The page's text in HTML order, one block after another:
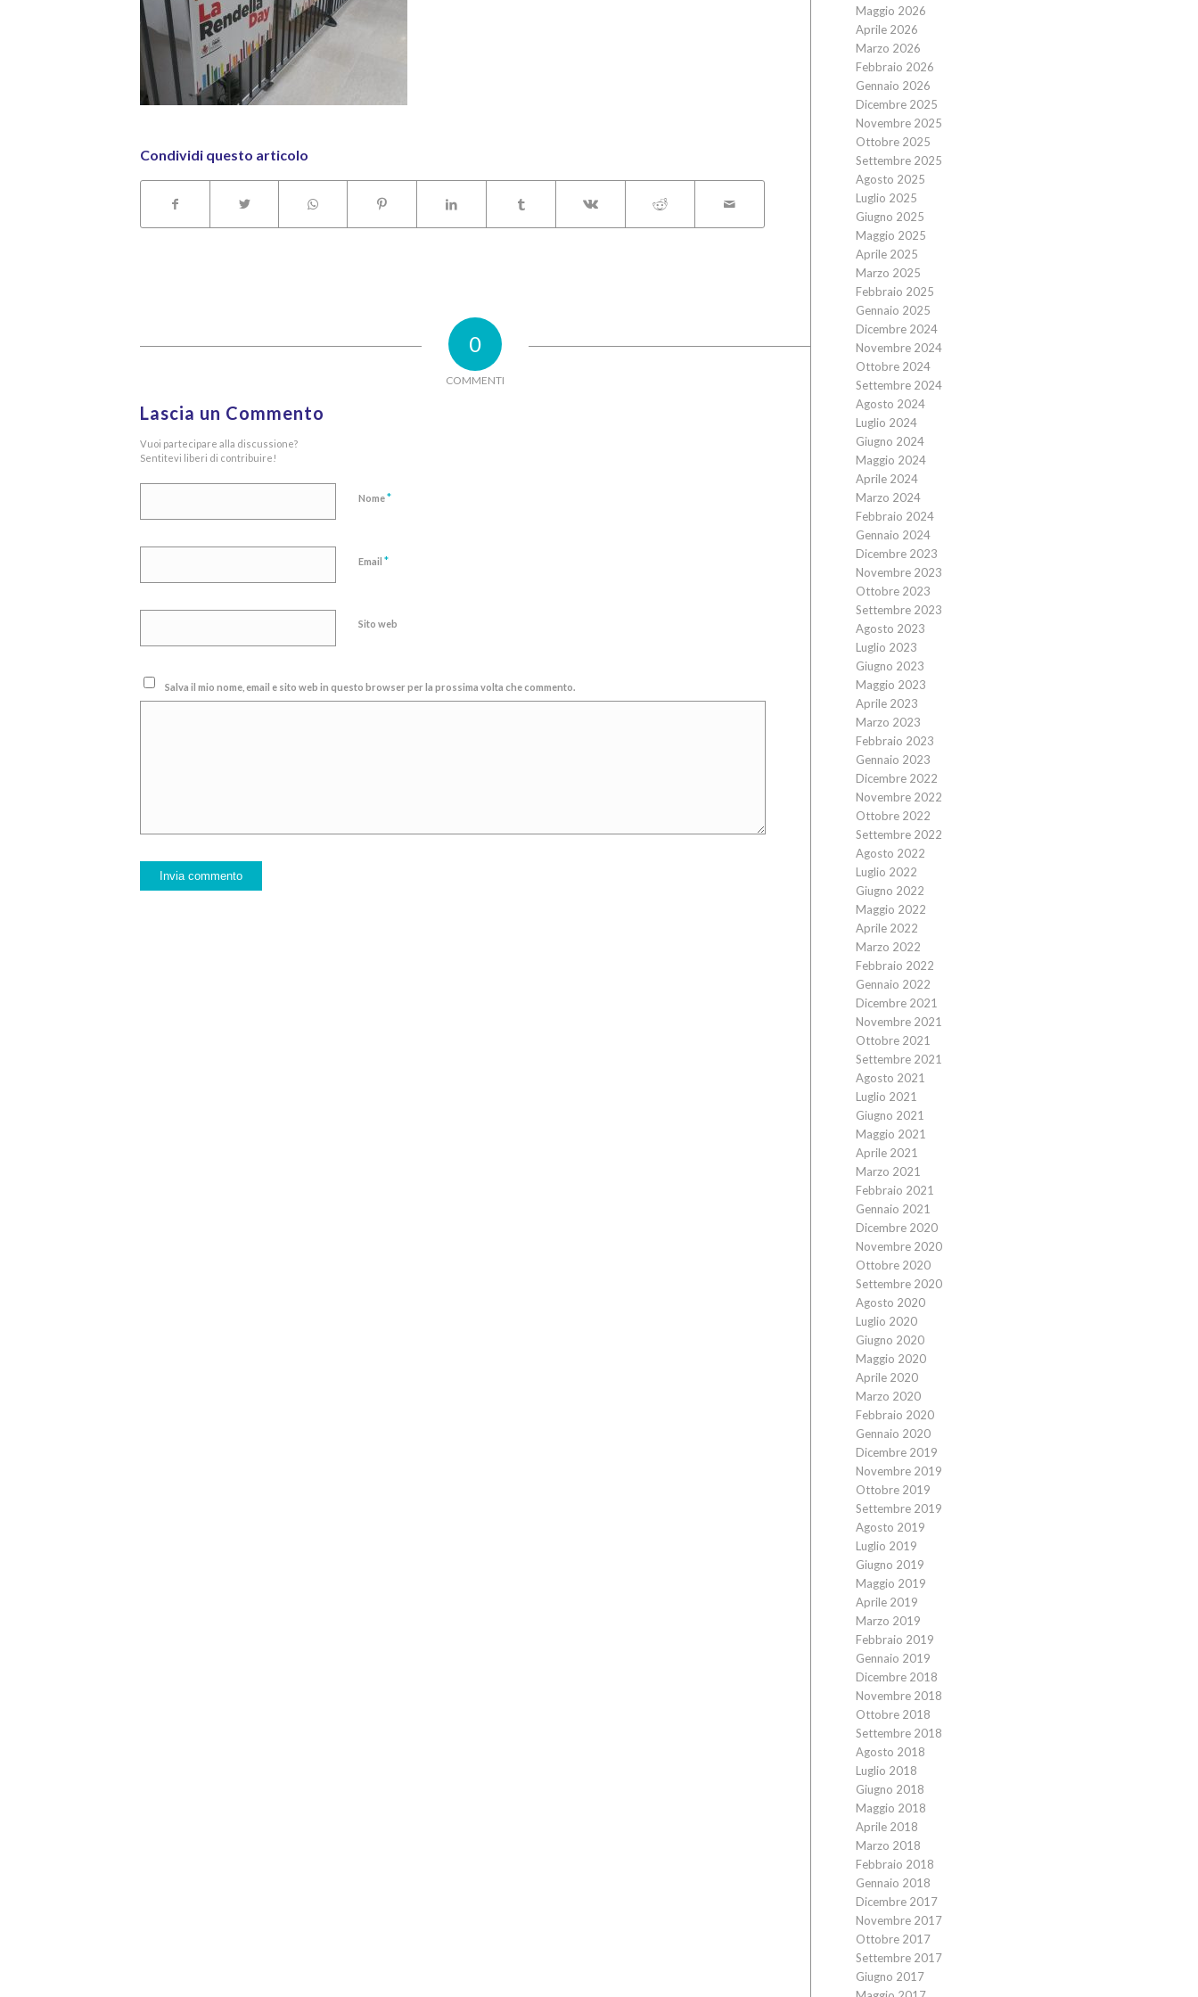
Condividi questo articolo
0
COMMENTI
Lascia un Commento
Vuoi partecipare alla discussione?
Sentitevi liberi di contribuire!
Nome*
Email *
Sito web
Salva il mio nome, email e sito web in questo browser per la prossima volta che commento.
Maggio 2026
Aprile 2026
Marzo 2026
Febbraio 2026
Gennaio 2026
Dicembre 2025
Novembre 2025
Ottobre 2025
Settembre 2025
Agosto 2025
Luglio 2025
Giugno 2025
Maggio 2025
Aprile 2025
Marzo 2025
Febbraio 2025
Gennaio 2025
Dicembre 2024
Novembre 2024
Ottobre 2024
Settembre 2024
Agosto 2024
Luglio 2024
Giugno 2024
Maggio 2024
Aprile 2024
Marzo 2024
Febbraio 2024
Gennaio 2024
Dicembre 2023
Novembre 2023
Ottobre 2023
Settembre 2023
Agosto 2023
Luglio 2023
Giugno 2023
Maggio 2023
Aprile 2023
Marzo 2023
Febbraio 2023
Gennaio 2023
Dicembre 2022
Novembre 2022
Ottobre 2022
Settembre 2022
Agosto 2022
Luglio 2022
Giugno 2022
Maggio 2022
Aprile 2022
Marzo 2022
Febbraio 2022
Gennaio 2022
Dicembre 2021
Novembre 2021
Ottobre 2021
Settembre 2021
Agosto 2021
Luglio 2021
Giugno 2021
Maggio 2021
Aprile 2021
Marzo 2021
Febbraio 2021
Gennaio 2021
Dicembre 2020
Novembre 2020
Ottobre 2020
Settembre 2020
Agosto 2020
Luglio 2020
Giugno 2020
Maggio 2020
Aprile 2020
Marzo 2020
Febbraio 2020
Gennaio 2020
Dicembre 2019
Novembre 2019
Ottobre 2019
Settembre 2019
Agosto 2019
Luglio 2019
Giugno 2019
Maggio 2019
Aprile 2019
Marzo 2019
Febbraio 2019
Gennaio 2019
Dicembre 2018
Novembre 2018
Ottobre 2018
Settembre 2018
Agosto 2018
Luglio 2018
Giugno 2018
Maggio 2018
Aprile 2018
Marzo 2018
Febbraio 2018
Gennaio 2018
Dicembre 2017
Novembre 2017
Ottobre 2017
Settembre 2017
Giugno 2017